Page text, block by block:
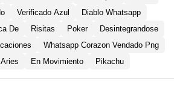
Verificado Azul
Diablo Whatsapp
De Risitas Poker
Desintegrandose
Whatsapp Corazon Vendado Png
Aries En Movimiento Pikachu